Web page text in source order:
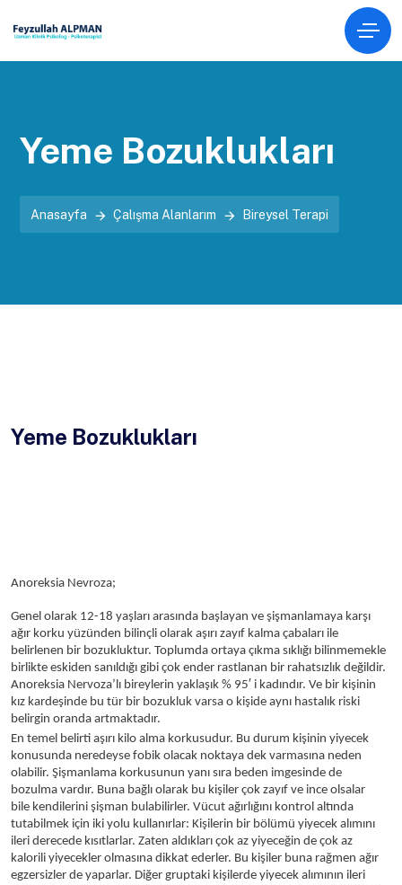
Yeme Bozuklukları
Anasayfa Çalışma Alanlarım Bireysel Terapi
Yeme Bozuklukları
Anoreksia Nevroza;
Genel olarak 12-18 yaşları arasında başlayan ve şişmanlamaya karşı
ağır korku yüzünden bilinçli olarak aşırı zayıf kalma çabaları ile
belirlenen bir bozukluktur. Toplumda ortaya çıkma sıklığı bilinmemekle
birlikte eskiden sanıldığı gibi çok ender rastlanan bir rahatsızlık değildir.
Anoreksia Nervoza’lı bireylerin yaklaşık % 95′ i kadındır. Ve bir kişinin
kız kardeşinde bu tür bir bozukluk varsa o kişide aynı hastalık riski
belirgin oranda artmaktadır.
En temel belirti aşırı kilo alma korkusudur. Bu durum kişinin yiyecek
konusunda neredeyse fobik olacak noktaya dek varmasına neden
olabilir. Şişmanlama korkusunun yanı sıra beden imgesinde de
bozulma vardır. Buna bağlı olarak bu kişiler çok zayıf ve ince olsalar
bile kendilerini şişman bulabilirler. Vücut ağırlığını kontrol altında
tutabilmek için iki yolu kullanırlar: Kişilerin bir bölümü yiyecek alımını
ileri derecede kısıtlarlar. Zaten aldıkları çok az yiyeceğin de çok az
kalorili yiyecekler olmasına dikkat ederler. Bu kişiler buna rağmen ağır
egzersizler de yaparlar. Diğer gruptaki kişilerde yiyecek alımının ileri